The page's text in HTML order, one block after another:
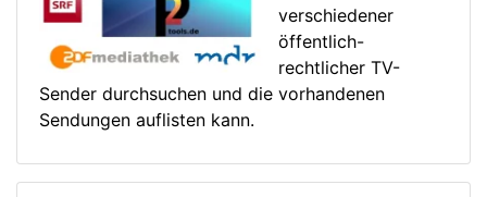
verschiedener
öffentlich-
rechtlicher TV-
Sender durchsuchen und die vorhandenen
Sendungen auflisten kann.